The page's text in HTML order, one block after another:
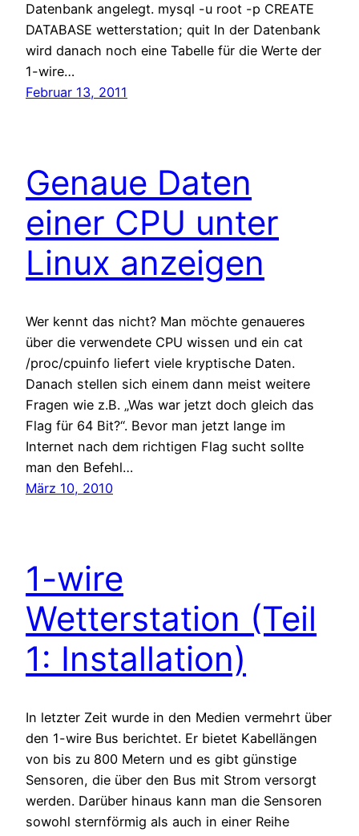
Datenbank angelegt. mysql -u root -p CREATE
DATABASE wetterstation; quit In der Datenbank
wird danach noch eine Tabelle für die Werte der
1-wire…
Februar 13, 2011
Genaue Daten
einer CPU unter
Linux anzeigen
Wer kennt das nicht? Man möchte genaueres
über die verwendete CPU wissen und ein cat
/proc/cpuinfo liefert viele kryptische Daten.
Danach stellen sich einem dann meist weitere
Fragen wie z.B. „Was war jetzt doch gleich das
Flag für 64 Bit?“. Bevor man jetzt lange im
Internet nach dem richtigen Flag sucht sollte
man den Befehl…
März 10, 2010
1-wire
Wetterstation (Teil
1: Installation)
In letzter Zeit wurde in den Medien vermehrt über
den 1-wire Bus berichtet. Er bietet Kabellängen
von bis zu 800 Metern und es gibt günstige
Sensoren, die über den Bus mit Strom versorgt
werden. Darüber hinaus kann man die Sensoren
sowohl sternförmig als auch in einer Reihe